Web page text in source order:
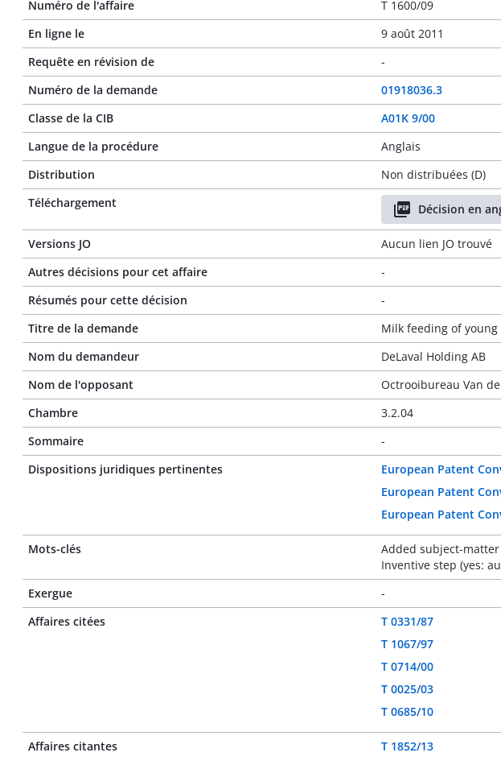
Numéro de l'affaire
T 1600/09
En ligne le
9 août 2011
Requête en révision de
-
Numéro de la demande
01918036.3
Classe de la CIB
A01K 9/00
Langue de la procédure
Anglais
Distribution
Non distribuées (D)
Téléchargement
Décision en
Versions JO
Aucun lien JO trouvé
Autres décisions pour cet affaire
-
Résumés pour cette décision
-
Titre de la demande
Milk feeding of young
Nom du demandeur
DeLaval Holding AB
Nom de l'opposant
Octrooibureau Van
Chambre
3.2.04
Sommaire
-
Dispositions juridiques pertinentes
European Patent
European Patent
European Patent
Mots-clés
Added subject-
Inventive step (yes:
Exergue
-
Affaires citées
T 0331/87
T 1067/97
T 0714/00
T 0025/03
T 0685/10
Affaires citantes T 1852/13